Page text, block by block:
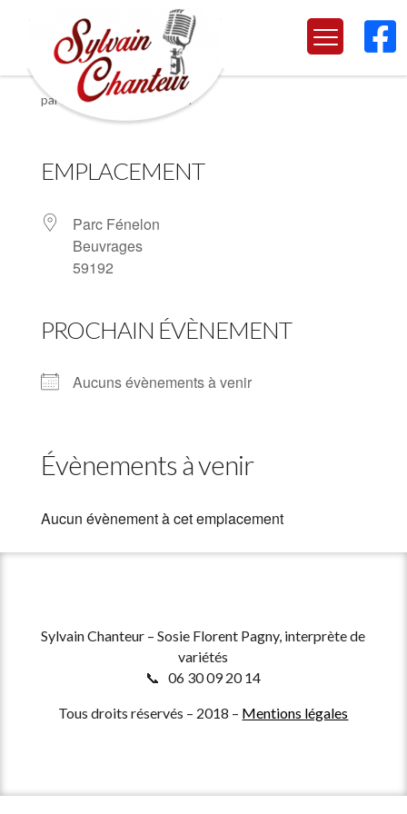

Beuvrages
par Marjorie|Juin 25, 2024
EMPLACEMENT
Parc Fénelon
Beuvrages
59192
PROCHAIN ÉVÈNEMENT
Aucuns évènements à venir
Évènements à venir
Aucun évènement à cet emplacement
Sylvain Chanteur – Sosie Florent Pagny, interprète de
variétés
📞 06 30 09 20 14
Tous droits réservés – 2018 – Mentions légales